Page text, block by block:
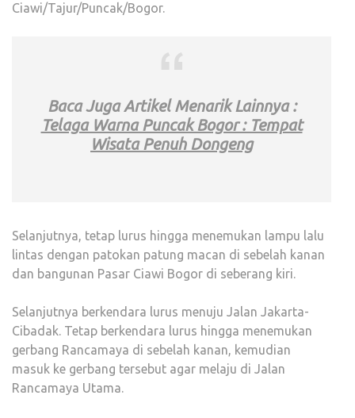
Ciawi/Tajur/Puncak/Bogor.
Baca Juga Artikel Menarik Lainnya :
Telaga Warna Puncak Bogor : Tempat
Wisata Penuh Dongeng
Selanjutnya, tetap lurus hingga menemukan lampu lalu
lintas dengan patokan patung macan di sebelah kanan
dan bangunan Pasar Ciawi Bogor di seberang kiri.
Selanjutnya berkendara lurus menuju Jalan Jakarta-
Cibadak. Tetap berkendara lurus hingga menemukan
gerbang Rancamaya di sebelah kanan, kemudian
masuk ke gerbang tersebut agar melaju di Jalan
Rancamaya Utama.